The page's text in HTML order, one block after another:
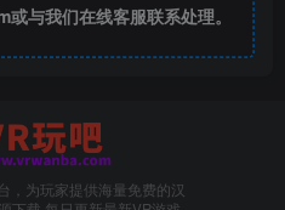
与我们在线客服联系处理。
，为玩家提供海量免费的汉